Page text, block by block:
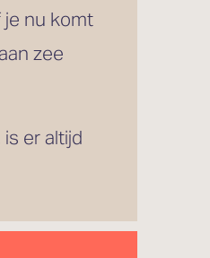
je nu komt
zee